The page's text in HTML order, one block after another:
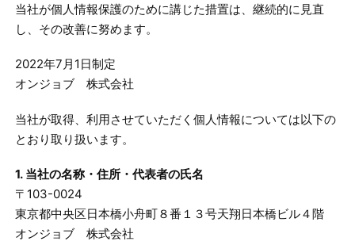
当社が個人情報保護のために講じた措置は、継続的に見直
し、その改善に努めます。
2022年7月1日制定
オンジョブ 株式会社
当社が取得、利用させていただく個人情報については以下の
とおり取り扱います。
1. 当社の名称・住所・代表者の氏名
〒103-0024
東京都中央区日本橋小舟町８番１３号天翔日本橋ビル４階
オンジョブ 株式会社